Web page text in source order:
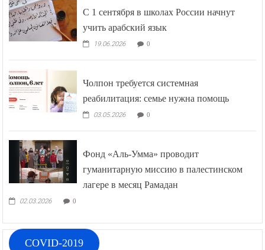
С 1 сентября в школах России начнут
учить арабский язык
19.06.2026 0
Чолпон требуется системная
реабилитация: семье нужна помощь
03.05.2026 0
Фонд «Аль-Умма» проводит
гуманитарную миссию в палестинском
лагере в месяц Рамадан
02.03.2026 0
COVID-2019